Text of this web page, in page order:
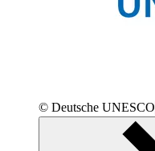
© Deutsche UNESCO